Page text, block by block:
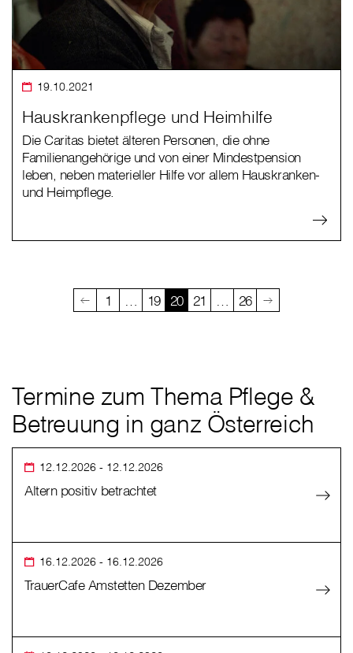
19.10.2021
Hauskrankenpflege und Heimhilfe
Die Caritas bietet älteren Personen, die ohne
Familienangehörige und von einer Mindestpension
leben, neben materieller Hilfe vor allem Hauskranken-
und Heimpflege.
1 … 19 20 21 … 26
Termine zum Thema Pflege &
Betreuung in ganz Österreich
12.12.2026 - 12.12.2026
Altern positiv betrachtet
16.12.2026 - 16.12.2026
TrauerCafe Amstetten Dezember